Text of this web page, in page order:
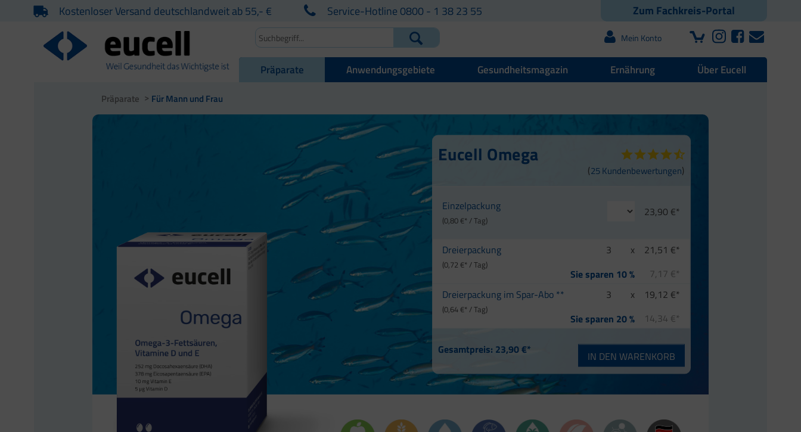
Zum Fachkreis-Portal
Kostenloser Versand deutschlandweit ab 55,- € Service-Hotline 0800 - 1 38 23 55
Mein Konto
Präparate Anwendungsgebiete Gesundheitsmagazin Ernährung Über Eucell
Präparate Für Mann und Frau
Eucell Omega
(25 Kundenbewertungen)
Einzelpackung
(0,80 €* / Tag)
23,90 €*
Dreierpackung
(0,72 €* / Tag)
3
x
Sie sparen 10 %
21,51 €*
7,17 €*
Dreierpackung im Spar-Abo **
(0,64 €* / Tag)
3
x
Sie sparen 20 %
19,12 €*
14,34 €*
Gesamtpreis: 23,90 €* IN DEN WARENKORB